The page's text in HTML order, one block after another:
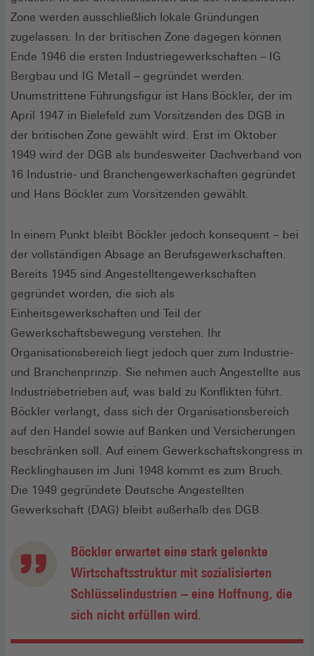
Zone werden ausschließlich lokale Gründungen
zugelassen. In der britischen Zone dagegen können
Ende 1946 die ersten Industriegewerkschaften – IG
Bergbau und IG Metall – gegründet werden.
Unumstrittene Führungsfigur ist Hans Böckler, der im
April 1947 in Bielefeld zum Vorsitzenden des DGB in
der britischen Zone gewählt wird. Erst im Oktober
1949 wird der DGB als bundesweiter Dachverband von
16 Industrie- und Branchengewerkschaften gegründet
und Hans Böckler zum Vorsitzenden gewählt.
In einem Punkt bleibt Böckler jedoch konsequent – bei
der vollständigen Absage an Berufsgewerkschaften.
Bereits 1945 sind Angestelltengewerkschaften
gegründet worden, die sich als
Einheitsgewerkschaften und Teil der
Gewerkschaftsbewegung verstehen. Ihr
Organisationsbereich liegt jedoch quer zum Industrie-
und Branchenprinzip. Sie nehmen auch Angestellte aus
Industriebetrieben auf, was bald zu Konflikten führt.
Böckler verlangt, dass sich der Organisationsbereich
auf den Handel sowie auf Banken und Versicherungen
beschränken soll. Auf einem Gewerkschaftskongress in
Recklinghausen im Juni 1948 kommt es zum Bruch.
Die 1949 gegründete Deutsche Angestellten
Gewerkschaft (DAG) bleibt außerhalb des DGB.
Böckler erwartet eine stark gelenkte
Wirtschaftsstruktur mit sozialisierten
Schlüsselindustrien – eine Hoffnung, die
sich nicht erfüllen wird.